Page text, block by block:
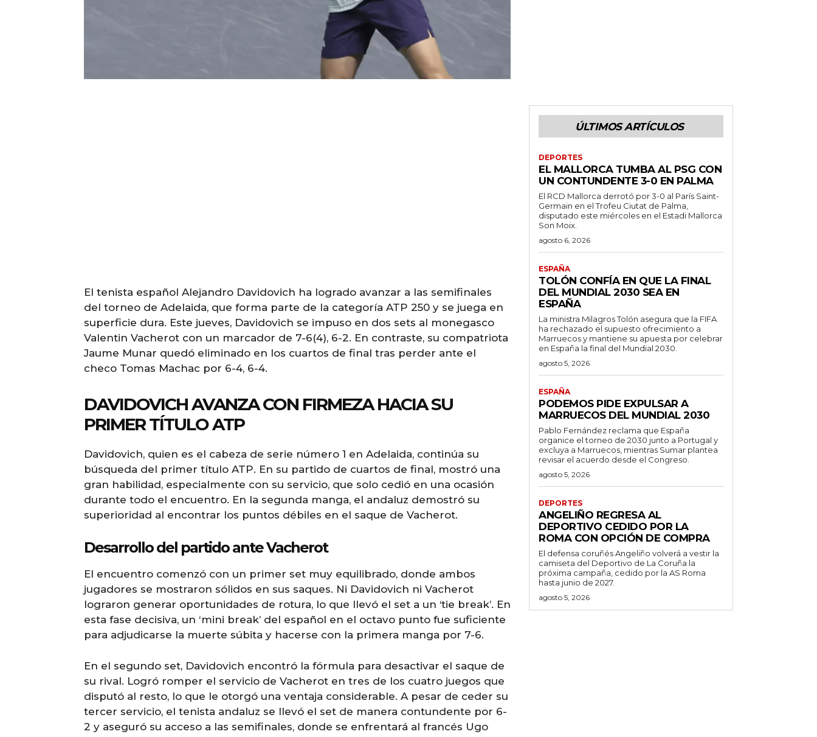
El tenista español Alejandro Davidovich ha logrado avanzar a las semifinales
del torneo de Adelaida, que forma parte de la categoría ATP 250 y se juega en
superficie dura. Este jueves, Davidovich se impuso en dos sets al monegasco
Valentin Vacherot con un marcador de 7-6(4), 6-2. En contraste, su compatriota
Jaume Munar quedó eliminado en los cuartos de final tras perder ante el
checo Tomas Machac por 6-4, 6-4.
DAVIDOVICH AVANZA CON FIRMEZA HACIA SU
PRIMER TÍTULO ATP
Davidovich, quien es el cabeza de serie número 1 en Adelaida, continúa su
búsqueda del primer título ATP. En su partido de cuartos de final, mostró una
gran habilidad, especialmente con su servicio, que solo cedió en una ocasión
durante todo el encuentro. En la segunda manga, el andaluz demostró su
superioridad al encontrar los puntos débiles en el saque de Vacherot.
Desarrollo del partido ante Vacherot
El encuentro comenzó con un primer set muy equilibrado, donde ambos
jugadores se mostraron sólidos en sus saques. Ni Davidovich ni Vacherot
lograron generar oportunidades de rotura, lo que llevó el set a un ‘tie break’. En
esta fase decisiva, un ‘mini break’ del español en el octavo punto fue suficiente
para adjudicarse la muerte súbita y hacerse con la primera manga por 7-6.
En el segundo set, Davidovich encontró la fórmula para desactivar el saque de
su rival. Logró romper el servicio de Vacherot en tres de los cuatro juegos que
disputó al resto, lo que le otorgó una ventaja considerable. A pesar de ceder su
tercer servicio, el tenista andaluz se llevó el set de manera contundente por 6-
2 y aseguró su acceso a las semifinales, donde se enfrentará al francés Ugo
ÚLTIMOS ARTÍCULOS
DEPORTES
EL MALLORCA TUMBA AL PSG CON
UN CONTUNDENTE 3-0 EN PALMA
El RCD Mallorca derrotó por 3-0 al París Saint-
Germain en el Trofeu Ciutat de Palma,
disputado este miércoles en el Estadi Mallorca
Son Moix.
agosto 6, 2026
ESPAÑA
TOLÓN CONFÍA EN QUE LA FINAL
DEL MUNDIAL 2030 SEA EN
ESPAÑA
La ministra Milagros Tolón asegura que la FIFA
ha rechazado el supuesto ofrecimiento a
Marruecos y mantiene su apuesta por celebrar
en España la final del Mundial 2030.
agosto 5, 2026
ESPAÑA
PODEMOS PIDE EXPULSAR A
MARRUECOS DEL MUNDIAL 2030
Pablo Fernández reclama que España
organice el torneo de 2030 junto a Portugal y
excluya a Marruecos, mientras Sumar plantea
revisar el acuerdo desde el Congreso.
agosto 5, 2026
DEPORTES
ANGELIÑO REGRESA AL
DEPORTIVO CEDIDO POR LA
ROMA CON OPCIÓN DE COMPRA
El defensa coruñés Angeliño volverá a vestir la
camiseta del Deportivo de La Coruña la
próxima campaña, cedido por la AS Roma
hasta junio de 2027.
agosto 5, 2026